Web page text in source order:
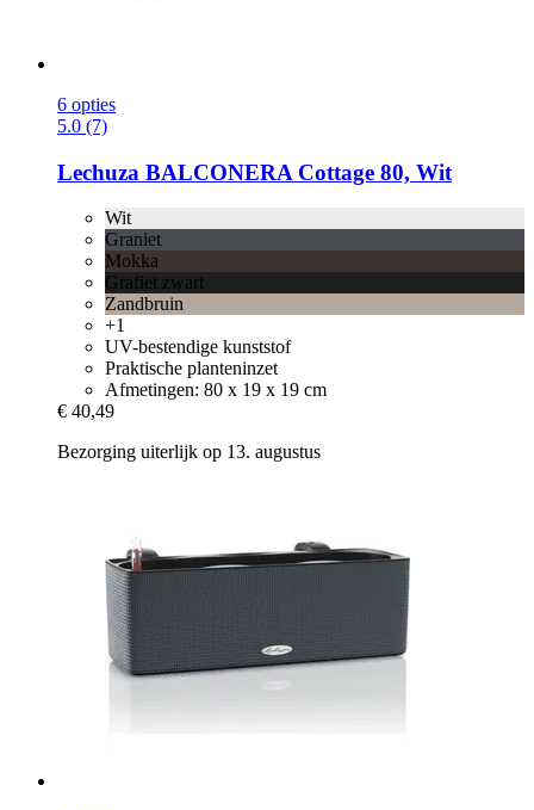
6 opties
5.0 (7)
Lechuza BALCONERA Cottage 80, Wit
Wit
Graniet
Mokka
Grafiet zwart
Zandbruin
+1
UV-bestendige kunststof
Praktische planteninzet
Afmetingen: 80 x 19 x 19 cm
€ 40,49
Bezorging uiterlijk op 13. augustus